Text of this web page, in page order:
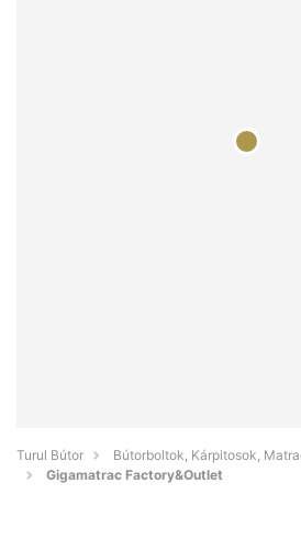
Turul Bútor
Bútorboltok, Kárpitosok,
Gigamatrac Factory&Outlet